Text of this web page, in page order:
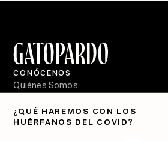
¿QUÉ HAREMOS CON LOS
HUÉRFANOS DEL COVID?
CONÓCENOS
Quiénes Somos
PÓDCASTS